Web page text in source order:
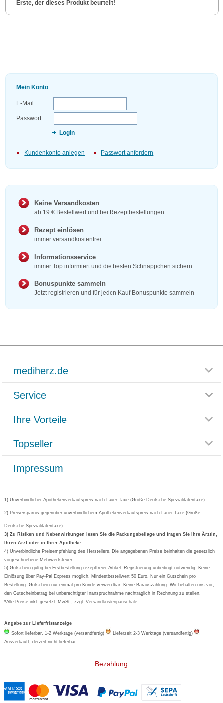
Erste, der dieses Produkt beurteilt!
Mein Konto
E-Mail:
Passwort:
Login
Kundenkonto anlegen Passwort anfordern
Keine Versandkosten
ab 19 € Bestellwert und bei Rezeptbestellungen
Rezept einlösen
immer versandkostenfrei
Informationsservice
immer Top informiert und die besten Schnäppchen sichern
Bonuspunkte sammeln
Jetzt registrieren und für jeden Kauf Bonuspunkte sammeln
mediherz.de
Glossar
Häufig gestellte Fragen
Datenschutz
AGB
Cookie-Einstellungen
Vertrag widerrufen
Service
Rücksendemöglichkeit
Paketlieferstatus
Versandkosten
Bestellschein ausfüllen
Newsletteranmeldung
Ihre Vorteile
Rezeptlieferung
Bonusprogramm
Gutschein und Rabatte
Kundenbewertung
Topseller
Grippostad
Bepanthen
Formoline
Wick
Eucerin
Basica
Impressum
1) Unverbindlicher Apothekenverkaufspreis nach Lauer-Taxe (Große Deutsche Spezialitätentaxe)
2) Preisersparnis gegenüber unverbindlichem Apothekenverkaufspreis nach Lauer-Taxe (Große
Deutsche Spezialitätentaxe)
3) Zu Risiken und Nebenwirkungen lesen Sie die Packungsbeilage und fragen Sie Ihre Ärztin,
Ihren Arzt oder in Ihrer Apotheke.
4) Unverbindliche Preisempfehlung des Herstellers. Die angegebenen Preise beinhalten die gesetzlich
vorgeschriebene Mehrwertsteuer.
5) Gutschein gültig bei Erstbestellung rezeptfreier Artikel. Registrierung unbedingt notwendig. Keine
Einlösung über Pay-Pal Express möglich. Mindestbestellwert 50 Euro. Nur ein Gutschein pro
Bestellung. Gutschein nur einmal pro Kunde verwendbar. Keine Barauszahlung. Wir behalten uns vor,
den Gutscheinbetrag bei unberechtigter Inanspruchnahme nachträglich in Rechnung zu stellen.
*Alle Preise inkl. gesetzl. MwSt., zzgl.Versandkostenpauschale.
Angabe zur Lieferfristanzeige
Sofort lieferbar, 1-2 Werktage (versandfertig)
Lieferzeit 2-3 Werktage (versandfertig)
Ausverkauft, derzeit nicht lieferbar
Bezahlung